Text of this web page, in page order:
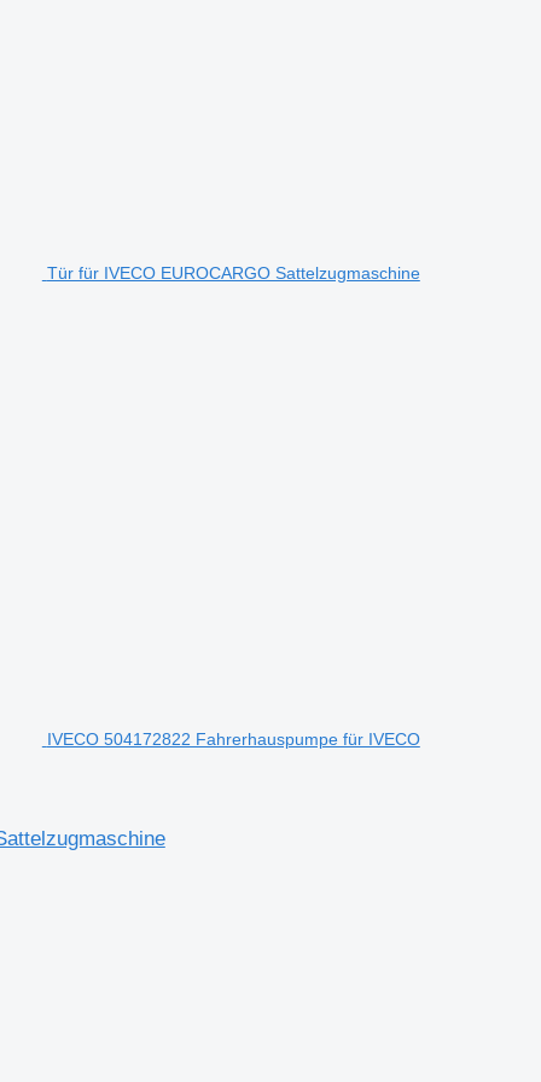
Tür für IVECO EUROCARGO Sattelzugmaschine
IVECO 504172822 Fahrerhauspumpe für IVECO